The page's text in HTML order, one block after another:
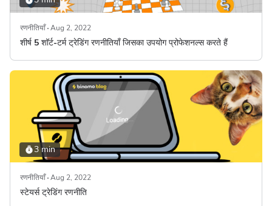
रणनीतियाँ Aug 2, 2022
शीर्ष 5 शॉर्ट-टर्म ट्रेडिंग रणनीतियाँ जिसका उपयोग प्रोफेशनल्स करते हैं
3 min
रणनीतियाँ Aug 2, 2022
स्टेयर्स ट्रेडिंग रणनीति